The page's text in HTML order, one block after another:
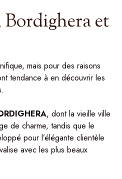
et
mais pour des raisons
tendance à en découvrir les
, dont la vieille ville
de charme, tandis que le
pour l’élégante clientèle
avec les plus beaux